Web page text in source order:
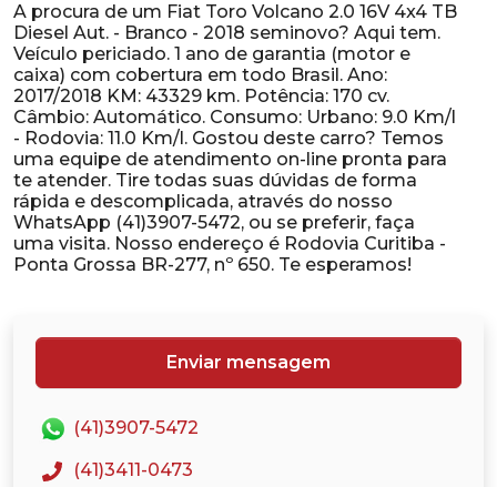
A procura de um Fiat Toro Volcano 2.0 16V 4x4 TB
Diesel Aut. - Branco - 2018 seminovo? Aqui tem.
Veículo periciado. 1 ano de garantia (motor e
caixa) com cobertura em todo Brasil. Ano:
2017/2018 KM: 43329 km. Potência: 170 cv.
Câmbio: Automático. Consumo: Urbano: 9.0 Km/l
- Rodovia: 11.0 Km/l. Gostou deste carro? Temos
uma equipe de atendimento on-line pronta para
te atender. Tire todas suas dúvidas de forma
rápida e descomplicada, através do nosso
WhatsApp (41)3907-5472, ou se preferir, faça
uma visita. Nosso endereço é Rodovia Curitiba -
Enviar mensagem
(41)3907-5472
(41)3411-0473